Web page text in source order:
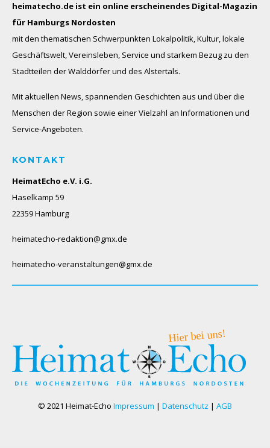
heimatecho.de ist ein online erscheinendes Digital-Magazin
für Hamburgs Nordosten
mit den thematischen Schwerpunkten Lokalpolitik, Kultur, lokale
Geschäftswelt, Vereinsleben, Service und starkem Bezug zu den
Stadtteilen der Walddörfer und des Alstertals.
Mit aktuellen News, spannenden Geschichten aus und über die
Menschen der Region sowie einer Vielzahl an Informationen und
Service-Angeboten.
KONTAKT
HeimatEcho e.V. i.G.
Haselkamp 59
22359 Hamburg
heimatecho-redaktion@gmx.de
heimatecho-veranstaltungen@gmx.de
© 2021 Heimat-Echo Impressum | Datenschutz | AGB